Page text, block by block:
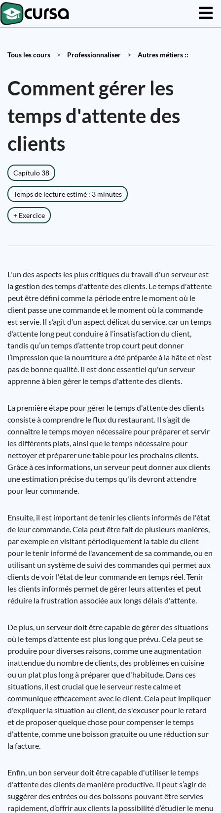
Tous les cours > Professionnaliser > Autres métiers ::
Comment gérer les
temps d'attente des
clients
Capítulo 38
Temps de lecture estimé : 3 minutes
+ Exercice
L'un des aspects les plus critiques du travail d'un serveur est
la gestion des temps d'attente des clients. Le temps d'attente
peut être défini comme la période entre le moment où le
client passe une commande et le moment où la commande
est servie. Il s’agit d’un aspect délicat du service, car un temps
d’attente long peut conduire à l’insatisfaction du client,
tandis qu’un temps d’attente trop court peut donner
l’impression que la nourriture a été préparée à la hâte et n’est
pas de bonne qualité. Il est donc essentiel qu'un serveur
apprenne à bien gérer le temps d'attente des clients.
La première étape pour gérer le temps d'attente des clients
consiste à comprendre le flux du restaurant. Il s’agit de
connaître le temps moyen nécessaire pour préparer et servir
les différents plats, ainsi que le temps nécessaire pour
nettoyer et préparer une table pour les prochains clients.
Grâce à ces informations, un serveur peut donner aux clients
une estimation précise du temps qu'ils devront attendre
pour leur commande.
Ensuite, il est important de tenir les clients informés de l'état
de leur commande. Cela peut être fait de plusieurs manières,
par exemple en visitant périodiquement la table du client
pour le tenir informé de l'avancement de sa commande, ou en
utilisant un système de suivi des commandes qui permet aux
clients de voir l'état de leur commande en temps réel. Tenir
les clients informés permet de gérer leurs attentes et peut
réduire la frustration associée aux longs délais d'attente.
De plus, un serveur doit être capable de gérer des situations
où le temps d'attente est plus long que prévu. Cela peut se
produire pour diverses raisons, comme une augmentation
inattendue du nombre de clients, des problèmes en cuisine
ou un plat plus long à préparer que d'habitude. Dans ces
situations, il est crucial que le serveur reste calme et
communique efficacement avec le client. Cela peut impliquer
d'expliquer la situation au client, de s'excuser pour le retard
et de proposer quelque chose pour compenser le temps
d'attente, comme une boisson gratuite ou une réduction sur
la facture.
Enfin, un bon serveur doit être capable d'utiliser le temps
d'attente des clients de manière productive. Il peut s’agir de
suggérer des entrées ou des boissons pouvant être servies
rapidement, d’offrir aux clients la possibilité d’étudier le menu